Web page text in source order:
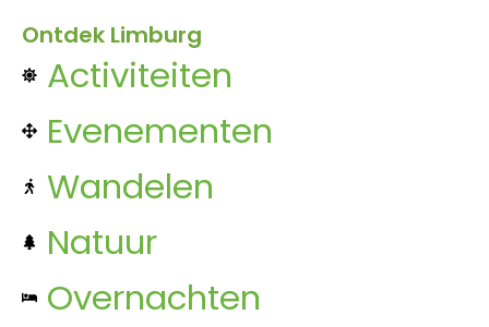
Ontdek Limburg
Activiteiten
Evenementen
Wandelen
Natuur
Overnachten